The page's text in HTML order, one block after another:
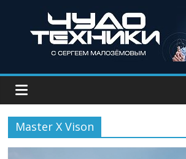
Master X Vison